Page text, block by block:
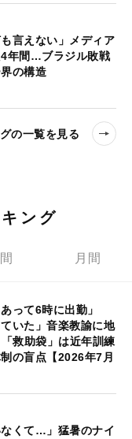
言えない」メディア
年間…ブラジル敗戦
の構造
の一覧を見る
ング
月間
って6時に出勤」
いた」音楽教諭に地
救助袋」は近年訓練
の盲点【2026年7月
なくて…」猛暑のナイ